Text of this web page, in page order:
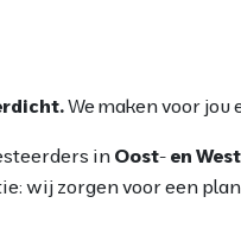
We maken voor jou
in Oost- en
wij zorgen voor een